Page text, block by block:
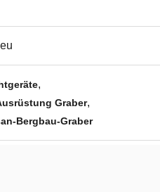
,
Graber,
Bergbau-Graber